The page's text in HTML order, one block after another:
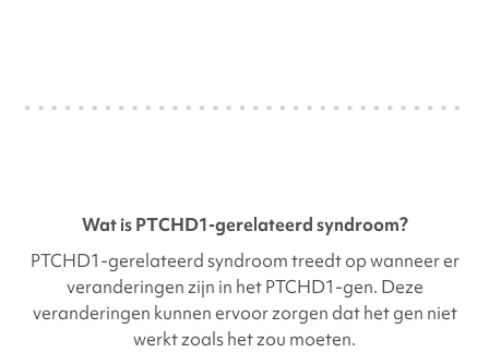
Wat isPTCHD1-gerelateerdsyndroom?
PTCHD1-gerelateerdsyndroom treedt op wanneer er
veranderingen zijn in hetPTCHD1-gen. Deze
veranderingen kunnen ervoor zorgen dat het gen niet
werkt zoals het zou moeten.